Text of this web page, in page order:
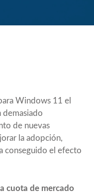
Windows 11 el
demasiado
de nuevas
la adopción,
conseguido el efecto
la cuota de mercado